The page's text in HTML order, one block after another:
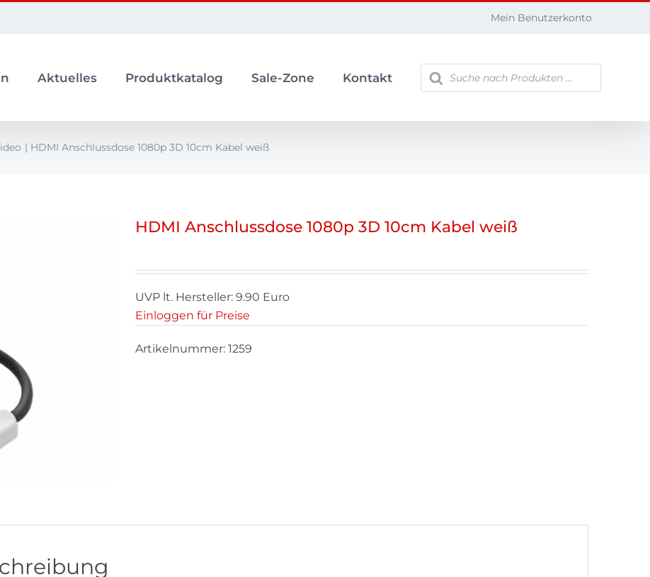
Mein Benutzerkonto
Aktuelles Produktkatalog Sale-Zone Kontakt
Products
search
HDMI Anschlussdose 1080p 3D 10cm Kabel weiß
HDMI Anschlussdose 1080p 3D 10cm Kabel weiß
UVP lt. Hersteller: 9.90 Euro
Einloggen für Preise
Artikelnummer: 1259